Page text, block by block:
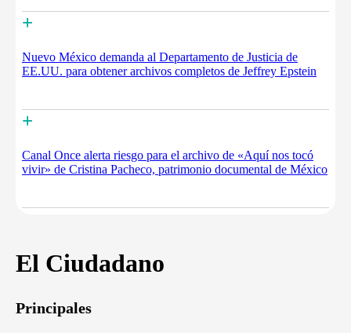
+
Nuevo México demanda al Departamento de Justicia de
EE.UU. para obtener archivos completos de Jeffrey Epstein
+
Canal Once alerta riesgo para el archivo de «Aquí nos tocó
vivir» de Cristina Pacheco, patrimonio documental de México
El Ciudadano
Principales